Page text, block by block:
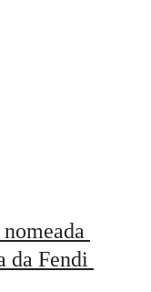
da Fendi